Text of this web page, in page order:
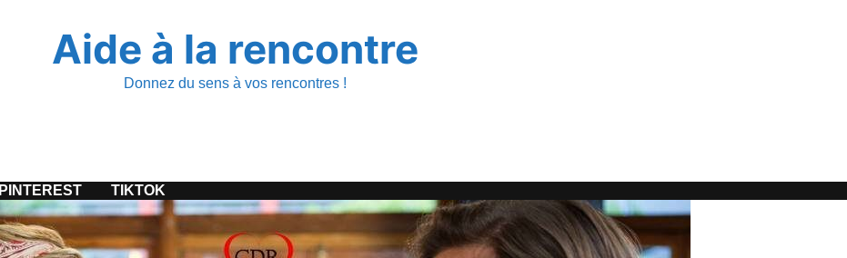
Aide à la rencontre
Donnez du sens à vos rencontres !
PINTEREST TIKTOK